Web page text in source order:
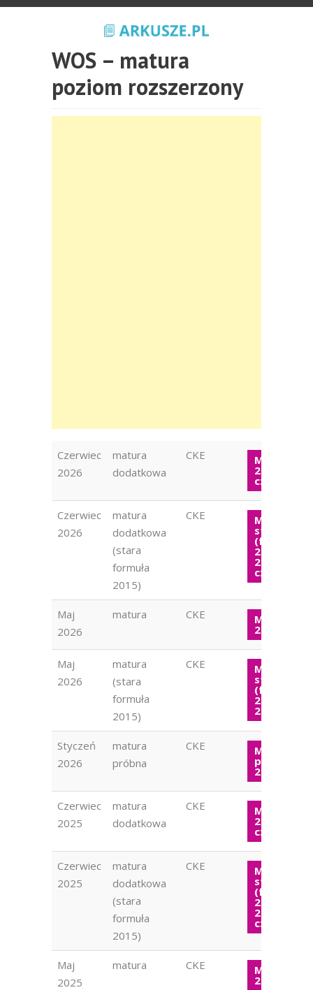
WOS – matura
poziom rozszerzony
Czerwiec
2026
matura
dodatkowa
CKE Matura
2026
czerwiec
Czerwiec
2026
matura
dodatkowa
(stara
formuła
2015)
CKE Matura
stara
(formuła
2015) WOS
2026
czerwiec
Maj
2026
matura CKE Matura
2026
Maj
2026
matura
(stara
formuła
2015)
CKE Matura
stara
(formuła
2015) WOS
2026
Styczeń
2026
matura
próbna
CKE Matura
próbna
2026
Czerwiec
2025
matura
dodatkowa
CKE Matura
2025
czerwiec
Czerwiec
2025
matura
dodatkowa
(stara
formuła
2015)
CKE Matura
stara
(formuła
2015) WOS
2025
czerwiec
Maj
2025
matura CKE Matura
2025